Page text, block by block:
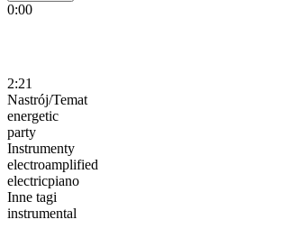
0:00
2:21
Nastrój/Temat
energetic
party
Instrumenty
electroamplified
electricpiano
Inne tagi
instrumental